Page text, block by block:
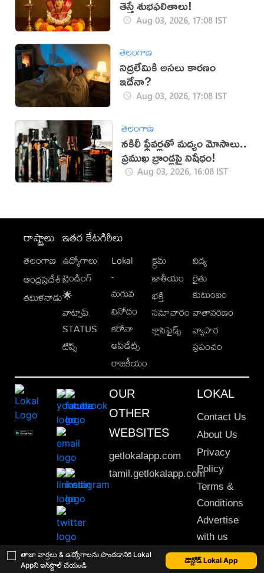
తాజా వార్తలు & ఉద్యోగాలను పొందడానికి Lokal
Appని ఇన్‌స్టాల్ చేయండి
డౌన్లోడ్ Lokal App
తెస్తే శుభఫలితాలు!
Aug 03, 2026, 17:08 IST
తెలంగాణ
నిద్రలేమికి అసలు కారణం
ఇదేనా?
Aug 03, 2026, 17:08 IST
తెలంగాణ
నకిలీ ఫ్లేవర్లతో మద్యం మోసాలు..
ప్రముఖ బ్రాండ్లపై నిషేధం!
Aug 03, 2026, 16:08 IST
రాష్ట్రాలు
తెలంగాణ
ఆంధ్రప్రదేశ్
తమిళనాడు
ఇతర కేటగిరీలు
ఉద్యోగాలు
ట్రెండింగ్
🌟
వాట్సాప్
STATUS
టిప్స్
Lokal
-
మగువ
వినోదం
కరోనా
అప్‌డేట్స్
రాజకీయం
క్రైమ్
జాతీయం
భక్తి
సమాచారం
క్లాసిఫైడ్స్
విద్య
రైతు
కుటుంబం
వాతావరణం
వ్యాపార
ప్రపంచం
OUR
OTHER
WEBSITES
getlokalapp.com
tamil.getlokalapp.com
LOKAL
Contact Us
About Us
Privacy
Policy
Terms &
Conditions
Advertise
with us
Sitemap
This material may not be published, transmitted, rewritten or redistributed. © 2020 Lokal App. All rights reserved.